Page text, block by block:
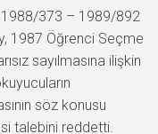
1988/373 – 1989/892
1987 Öğrenci Seçme
sayılmasına ilişkin
söz konusu
talebini reddetti.